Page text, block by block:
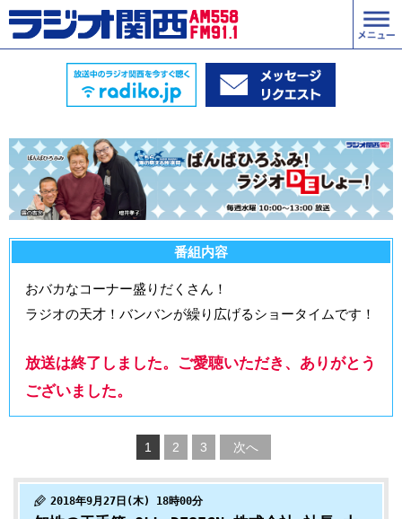
番組内容
おバカなコーナー盛りだくさん！
ラジオの天才！バンバンが繰り広げるショータイムです！
放送は終了しました。ご愛聴いただき、ありがとう
ございました。
1 2 3 次へ
2018年9月27日(木) 18時00分